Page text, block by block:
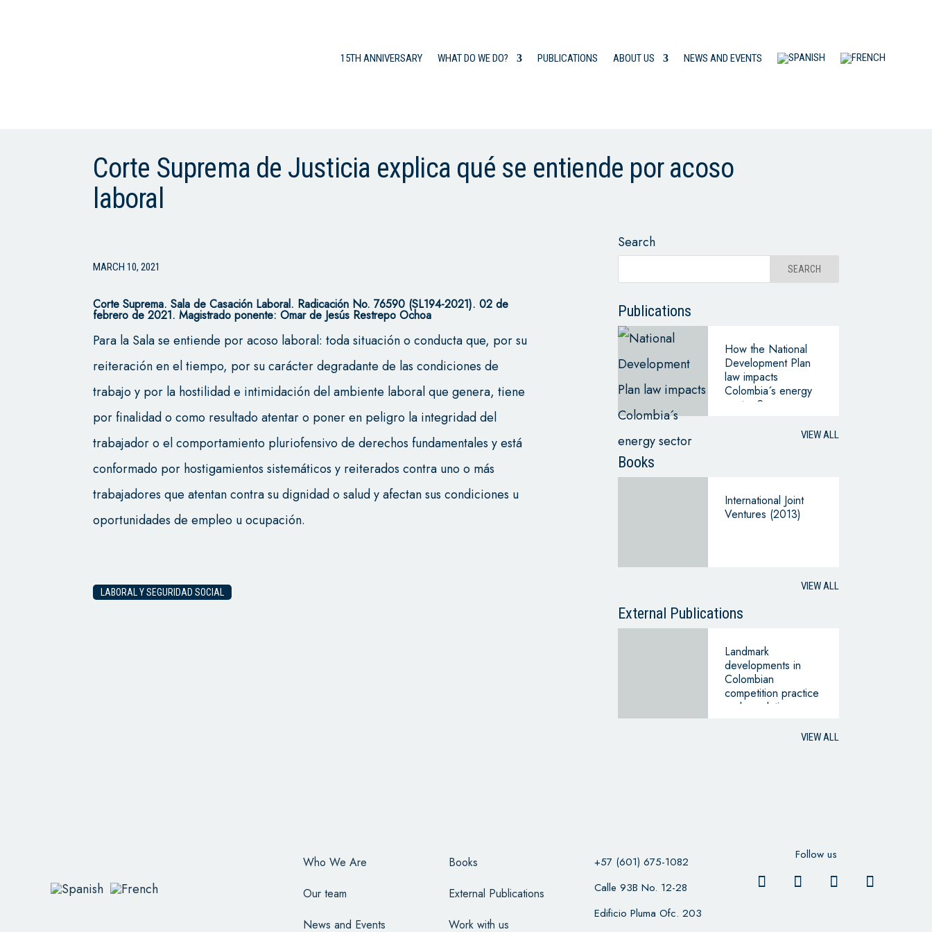
15TH ANNIVERSARY WHAT DO WE DO? PUBLICATIONS ABOUT US NEWS AND EVENTS
Corte Suprema de Justicia explica qué se entiende por acoso
laboral
MARCH 10, 2021
Corte Suprema.Sala de Casación Laboral. Radicación No. 76590 (SL194-2021). 02 de
febrero de 2021. Magistrado ponente: Omar de Jesús Restrepo Ochoa
Para la Sala se entiende por acoso laboral: toda situación o conducta que, por su
reiteración en el tiempo, por su carácter degradante de las condiciones de
trabajo y por la hostilidad e intimidación del ambiente laboral que genera, tiene
por finalidad o como resultado atentar o poner en peligro la integridad del
trabajador o el comportamiento pluriofensivo de derechos fundamentales y está
conformado por hostigamientos sistemáticos y reiterados contra uno o más
trabajadores que atentan contra su dignidad o salud y afectan sus condiciones u
oportunidades de empleo u ocupación.
LABORAL Y SEGURIDAD SOCIAL
Search
Publications
How the National
Development Plan
law impacts
Colombia´s energy
sector ?
VIEW ALL
Books
International Joint
Ventures (2013)
VIEW ALL
External Publications
Landmark
developments in
Colombian
competition practice
and regulation
VIEW ALL
Who We Are
Our team
News and Events
Books
External Publications
Work with us
+57 (601) 675-1082
Calle 93B No. 12-28
Edificio Pluma Ofc. 203
Follow us